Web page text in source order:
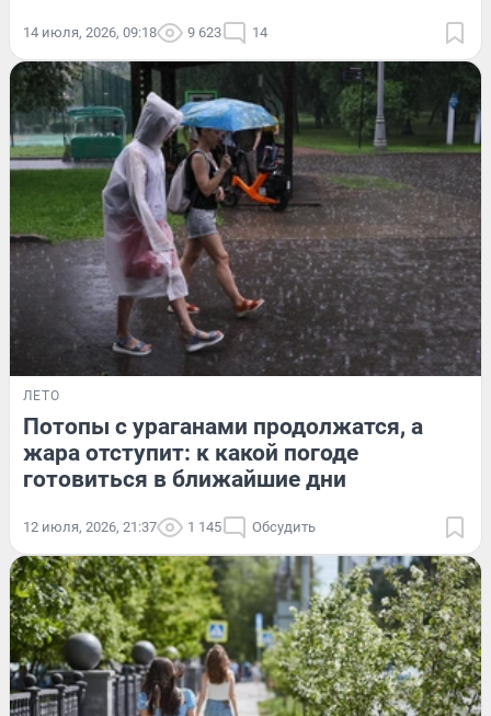
14 июля, 2026, 09:18 9 623 14
ЛЕТО
Потопы с ураганами продолжатся, а
жара отступит: к какой погоде
готовиться в ближайшие дни
12 июля, 2026, 21:37 1 145 Обсудить